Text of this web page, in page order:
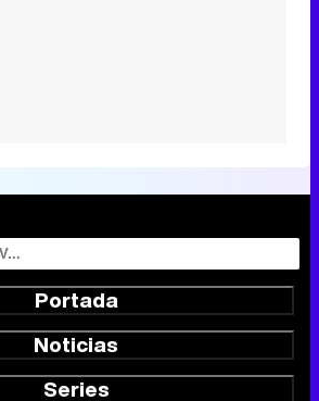
Portada
Noticias
Series